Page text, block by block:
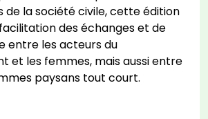
de la société civile, cette édition
des échanges et de
entre les acteurs du
et les femmes, mais aussi entre
paysans tout court.